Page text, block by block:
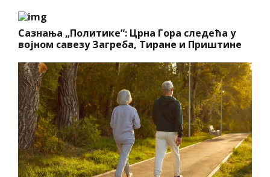
Сазнања „Политике”: Црна Гора следећа у
војном савезу Загреба, Тиране и Приштине